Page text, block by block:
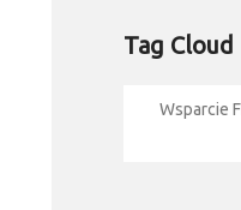
Tag Cloud
Wsparcie